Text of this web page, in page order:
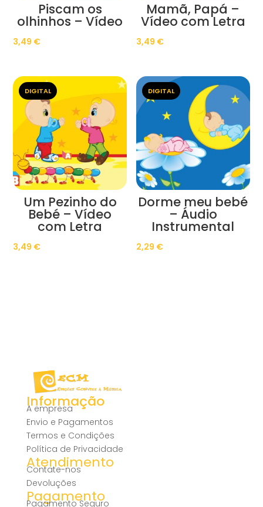
Piscam os
olhinhos – Vídeo
3,49 €
Mamã, Papá –
Vídeo com Letra
3,49 €
DIGITAL
Um Pezinho do
Bebé – Vídeo
com Letra
3,49 €
DIGITAL
Dorme meu bebé
– Áudio
Instrumental
2,29 €
Informação
A empresa
Envio e Pagamentos
Termos e Condições
Política de Privacidade
Atendimento
Contate-nos
Devoluções
Pagamento
Pagamento Seguro